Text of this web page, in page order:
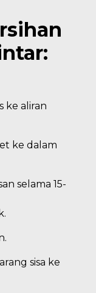
ke aliran
ke dalam
selama 15-
sisa ke